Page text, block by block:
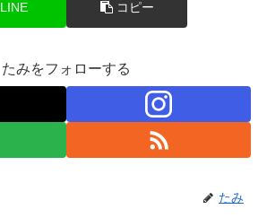
LINE コピー
たみをフォローする
たみ